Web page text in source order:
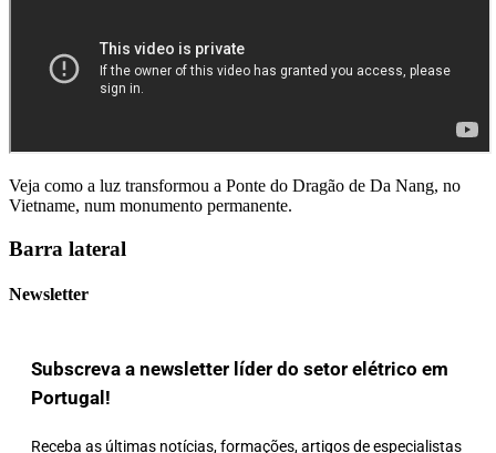
Veja como a luz transformou a Ponte do Dragão de Da Nang, no
Vietname, num monumento permanente.
Barra lateral
Newsletter
Subscreva a newsletter líder do setor elétrico em
Portugal!
Receba as últimas notícias, formações, artigos de especialistas